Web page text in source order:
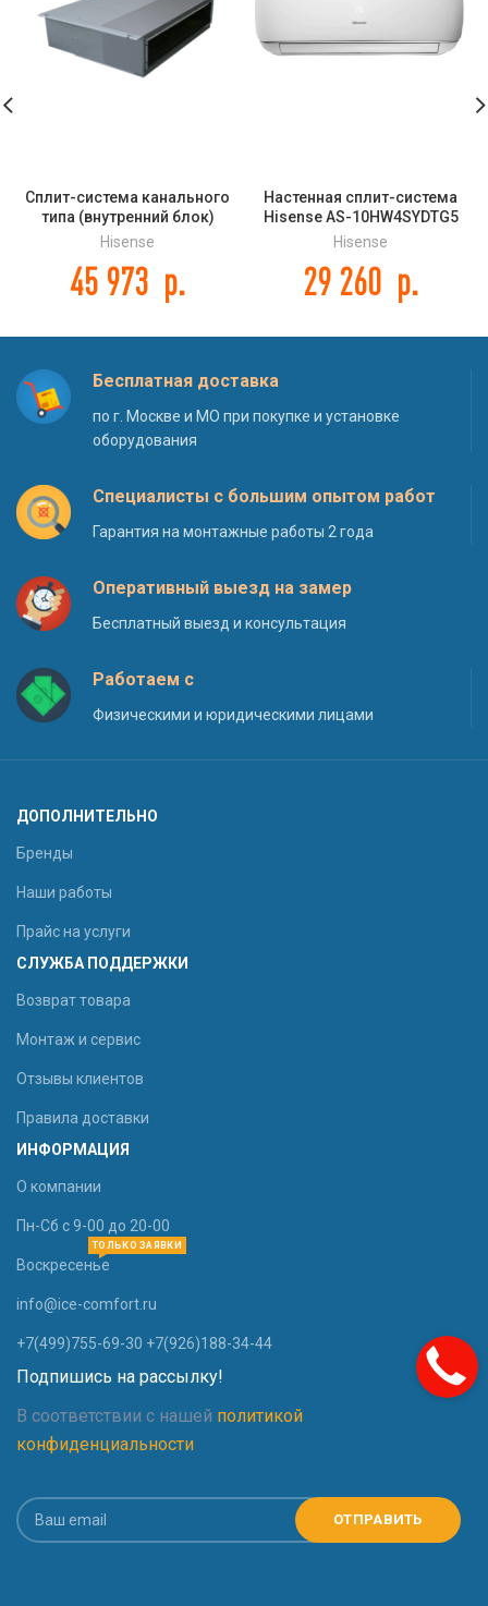
Сплит-система канального
типа (внутренний блок)
Hisense AUD-36UX4SHL DC
Hisense
45 973 р.
Настенная сплит-система
Hisense AS-10HW4SYDTG5
NEO Premium Classic A
Hisense
29 260 р.
Бесплатная доставка
по г. Москве и МО при покупке и установке
оборудования
Специалисты с большим опытом работ
Гарантия на монтажные работы 2 года
Оперативный выезд на замер
Бесплатный выезд и консультация
Работаем с
Физическими и юридическими лицами
ДОПОЛНИТЕЛЬНО
Бренды
Наши работы
Прайс на услуги
СЛУЖБА ПОДДЕРЖКИ
Возврат товара
Монтаж и сервис
Отзывы клиентов
Правила доставки
ИНФОРМАЦИЯ
О компании
Пн-Сб с 9-00 до 20-00
Воскресенье
ТОЛЬКО ЗАЯВКИ
info@ice-comfort.ru
+7(499)755-69-30 +7(926)188-34-44
Подпишись на рассылку!
В соответствии с нашей политикой
конфиденциальности